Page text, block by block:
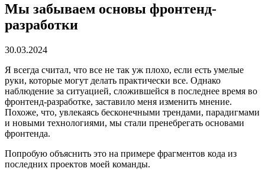
Мы забываем основы фронтенд-
разработки
30.03.2024
Я всегда считал, что все не так уж плохо, если есть умелые
руки, которые могут делать практически все. Однако
наблюдение за ситуацией, сложившейся в последнее время во
фронтенд-разработке, заставило меня изменить мнение.
Похоже, что, увлекаясь бесконечными трендами, парадигмами
и новыми технологиями, мы стали пренебрегать основами
фронтенда.
Попробую объяснить это на примере фрагментов кода из
последних проектов моей команды.